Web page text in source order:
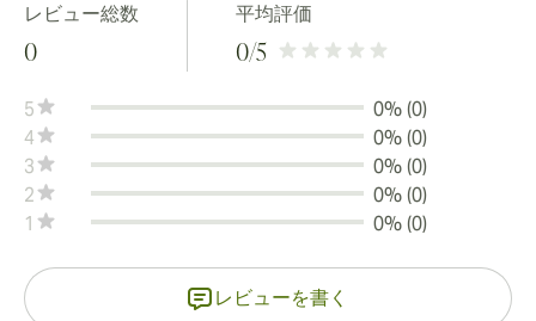
レビュー総数
0
平均評価
0/5
5
0% (0)
4
0% (0)
3
0% (0)
2
0% (0)
1
0% (0)
レビューを書く